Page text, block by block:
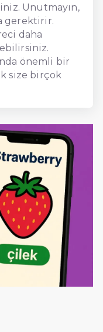
Unutmayın,
gerektirir.
daha
önemli bir
size birçok